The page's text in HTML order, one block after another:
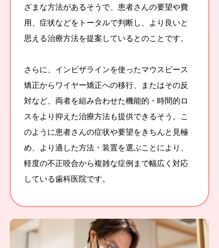
ざまな方法があるそうで、患者さんの要望や費
用、症状などをトータルで判断し、より良いと
思える治療方法を提案しているとのことです。
さらに、インビザラインを使ったマウスピース
矯正からワイヤー矯正への移行、またはその反
対など、両者を組み合わせた機能的・時間的ロ
スをより抑えた治療方法も提供できるそう。こ
のように患者さんの症状や要望をきちんと見極
め、より適した方法・装置を選ぶことにより、
軽度の不正咬合から複雑な症例まで幅広く対応
している歯科医院です。